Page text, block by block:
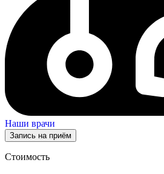
Наши врачи
Запись на приём
Стоимость